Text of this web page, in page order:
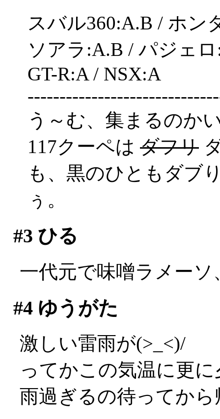
スバル360:A.B / ホン
ソアラ:A.B / パジェ
GT-R:A / NSX:A
う～む、集まるのか
117クーペは ダフリ
も、黒のひともダブ
ぅ。
#3 ひる
一代元で味噌ラメーソ
#4ゆうがた
激しい雷雨が(>_<)/
ってかこの気温に更
雨過ぎるの待ってか